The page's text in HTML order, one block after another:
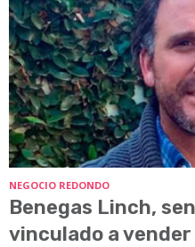
NEGOCIO REDONDO
Benegas Linch,
vinculado a